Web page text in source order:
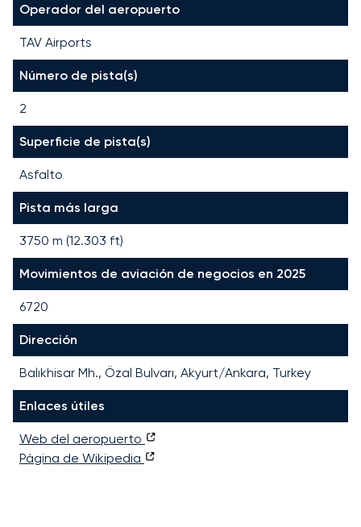
Operador del aeropuerto
TAV Airports
Número de pista(s)
2
Superficie de pista(s)
Asfalto
Pista más larga
3750 m (12.303 ft)
Movimientos de aviación de negocios en 2025
6720
Dirección
Balıkhisar Mh., Özal Bulvarı, Akyurt/Ankara, Turkey
Enlaces útiles
Web del aeropuerto
Página de Wikipedia